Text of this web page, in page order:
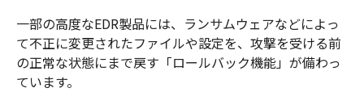
一部の高度なEDR製品には、ランサムウェアなどによっ
て不正に変更されたファイルや設定を、攻撃を受ける前
の正常な状態にまで戻す「ロールバック機能」が備わっ
ています。